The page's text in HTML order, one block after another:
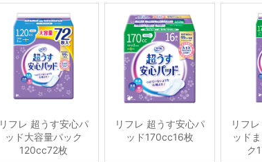
リフレ 超うす安心パ
ッド大容量パック
120cc72枚
リフレ 超うす安心パ
ッド170cc16枚
リフ
ッド
ク